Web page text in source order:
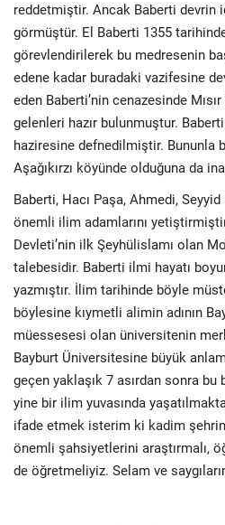
reddetmiştir. Ancak Baberti devrin
görmüştür. El Baberti 1355
görevlendirilerek bu medresenin
edene kadar buradaki vazifesine
eden Baberti’nin cenazesinde
gelenleri hazır bulunmuştur. Baberti
haziresine defnedilmiştir. Bununla
Aşağıkırzı köyünde olduğuna da
Baberti, Hacı Paşa, Ahmedi,
önemli ilim adamlarını
Devleti’nin ilk Şeyhülislamı olan
talebesidir. Baberti ilmi hayatı
yazmıştır. İlim tarihinde böyle
böylesine kıymetli alimin adının
müessesesi olan üniversitenin
Bayburt Üniversitesine büyük
geçen yaklaşık 7 asırdan sonra bu
yine bir ilim yuvasında
ifade etmek isterim ki kadim
önemli şahsiyetlerini araştırmalı,
de öğretmeliyiz. Selam ve